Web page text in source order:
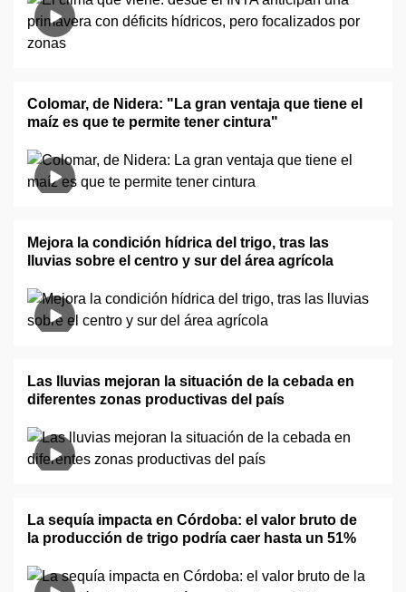
Colomar, de Nidera: "La gran ventaja que tiene el
maíz es que te permite tener cintura"
Mejora la condición hídrica del trigo, tras las
lluvias sobre el centro y sur del área agrícola
Las lluvias mejoran la situación de la cebada en
diferentes zonas productivas del país
La sequía impacta en Córdoba: el valor bruto de
la producción de trigo podría caer hasta un 51%